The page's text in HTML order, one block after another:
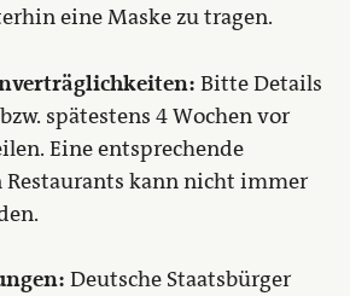
eine Maske zu tragen.
Bitte Details
spätestens 4 Wochen vor
Eine entsprechende
kann nicht immer
Deutsche Staatsbürger